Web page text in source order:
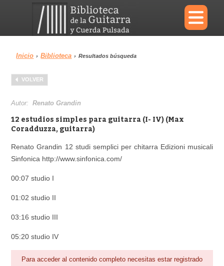
×
Menu
Biblioteca
Inicio › Biblioteca › Resultados búsqueda
VOLVER
Autor:Renato Grandin
12 estudios simples para guitarra (I- IV) (Max
Coradduzza, guitarra)
Renato Grandin 12 studi semplici per chitarra Edizioni musicali
Sinfonica http://www.sinfonica.com/
00:07 studio I
01:02 studio II
03:16 studio III
05:20 studio IV
Para acceder al contenido completo necesitas estar registrado